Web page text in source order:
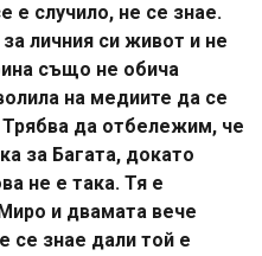
е случило, не се знае.
личния си живот и не
също не обича
на медиите да се
да отбележим, че
за Багата, докато
не е така. Тя е
и двамата вече
се знае дали той е